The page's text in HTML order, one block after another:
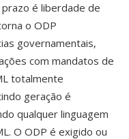
é liberdade de
o ODP
governamentais,
com mandatos de
totalmente
geração é
qualquer linguagem
O ODP é exigido ou